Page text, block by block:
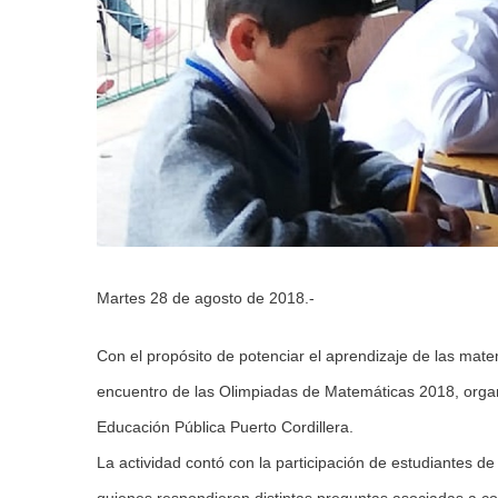
Martes 28 de agosto de 2018.-
Con el propósito de potenciar el aprendizaje de las
encuentro de las Olimpiadas de Matemáticas 2018,
Educación Pública Puerto Cordillera.
La actividad contó con la participación de estudiantes